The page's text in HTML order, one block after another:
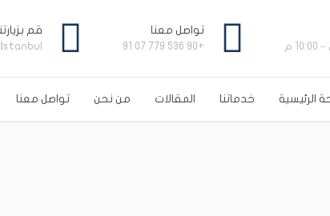
تواصل معنا
+90 536 779 07 91
قم
الرئيسية خدماتنا المقالات من نحن تواصل معنا